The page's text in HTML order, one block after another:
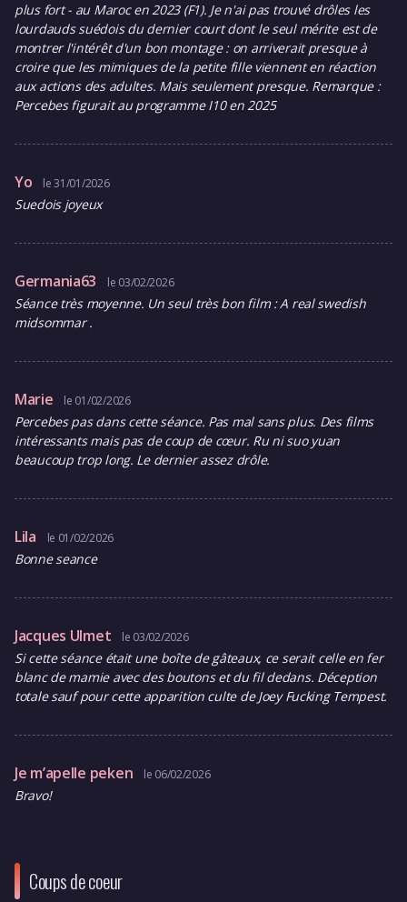
plus fort - au Maroc en 2023 (F1). Je n'ai pas trouvé drôles les
lourdauds suédois du dernier court dont le seul mérite est de
montrer l'intérêt d'un bon montage : on arriverait presque à
croire que les mimiques de la petite fille viennent en réaction
aux actions des adultes. Mais seulement presque. Remarque :
Percebes figurait au programme I10 en 2025
Yo le 31/01/2026
Suedois joyeux
Germania63 le 03/02/2026
Séance très moyenne. Un seul très bon film : A real swedish
midsommar .
Marie le 01/02/2026
Percebes pas dans cette séance. Pas mal sans plus. Des films
intéressants mais pas de coup de cœur. Ru ni suo yuan
beaucoup trop long. Le dernier assez drôle.
Lila le 01/02/2026
Bonne seance
Jacques Ulmet le 03/02/2026
Si cette séance était une boîte de gâteaux, ce serait celle en fer
blanc de mamie avec des boutons et du fil dedans. Déception
totale sauf pour cette apparition culte de Joey Fucking Tempest.
Je m’apelle peken le 06/02/2026
Bravo!
Coups de coeur